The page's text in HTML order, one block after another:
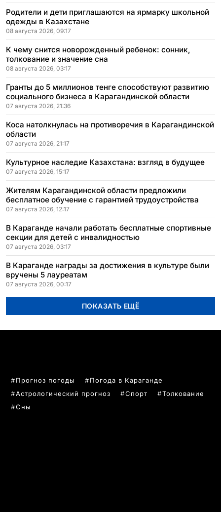
Родители и дети приглашаются на ярмарку школьной
одежды в Казахстане
08 августа 2026, 09:17
К чему снится новорожденный ребенок: сонник,
толкование и значение сна
08 августа 2026, 03:17
Гранты до 5 миллионов тенге способствуют развитию
социального бизнеса в Карагандинской области
07 августа 2026, 21:36
Коса натолкнулась на противоречия в Карагандинской
области
07 августа 2026, 21:17
Культурное наследие Казахстана: взгляд в будущее
07 августа 2026, 15:17
Жителям Карагандинской области предложили
бесплатное обучение с гарантией трудоустройства
07 августа 2026, 12:17
В Караганде начали работать бесплатные спортивные
секции для детей с инвалидностью
07 августа 2026, 03:17
В Караганде награды за достижения в культуре были
вручены 5 лауреатам
07 августа 2026, 00:17
ПОКАЗАТЬ ЕЩЁ
Прогноз погоды
Погода в Караганде
Астрологический прогноз
Спорт
Толкование
Сны